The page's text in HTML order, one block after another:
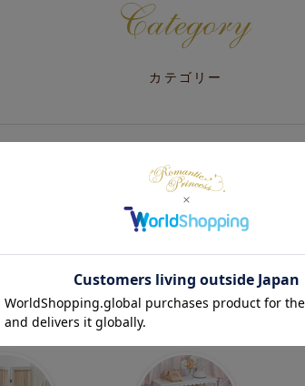
カテゴリー
ソファー・ソファーベッド